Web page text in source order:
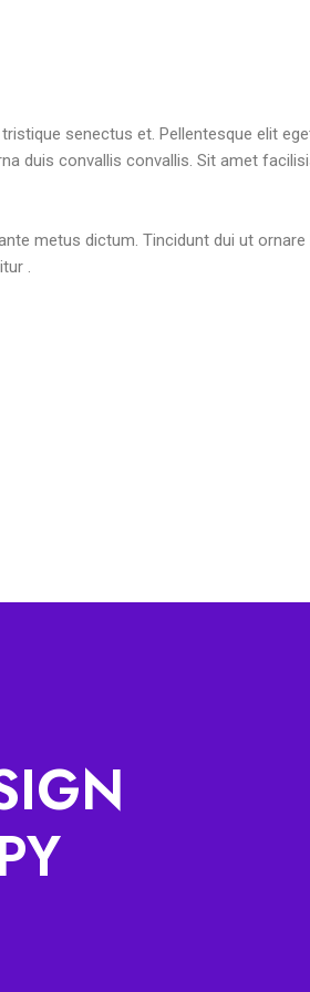
senectus et. Pellentesque elit
duis convallis convallis. Sit amet
metus dictum. Tincidunt dui ut
.